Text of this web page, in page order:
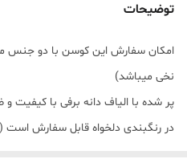
توضیحات
امکان سفارش این کوسن با دو جنس
نخی میباشد)
پر شده با الیاف دانه برفی با
در رنگبندی دلخواه قابل سفارش